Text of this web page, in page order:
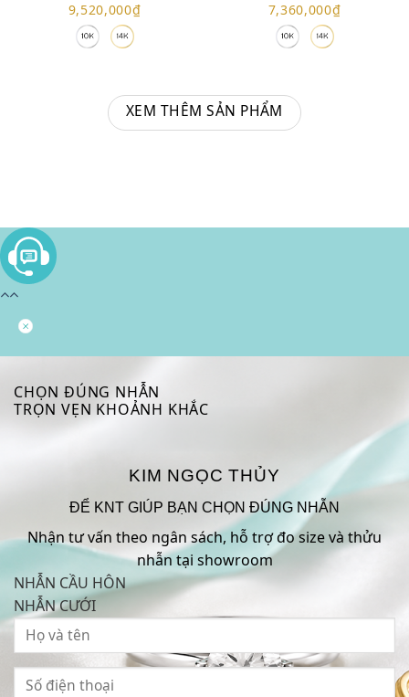
9,520,000₫ 7,360,000₫
XEM THÊM SẢN PHẨM
CHỌN ĐÚNG NHẪN
TRỌN VẸN KHOẢNH KHẮC
KIM NGỌC THỦY
ĐỂ KNT GIÚP BẠN CHỌN ĐÚNG NHẪN
Nhận tư vấn theo ngân sách, hỗ trợ đo size và thửu
nhẫn tại showroom
NHẪN CẦU HÔN
NHẪN CƯỚI